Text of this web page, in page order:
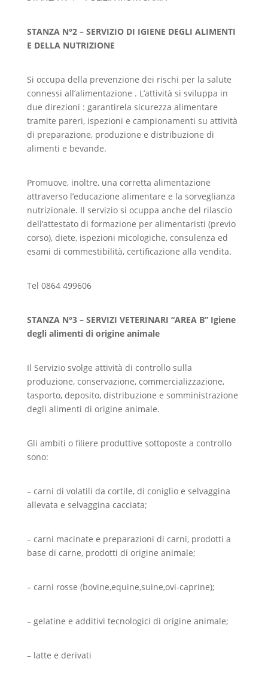
STANZA N°2 – SERVIZIO DI IGIENE DEGLI ALIMENTI
E DELLA NUTRIZIONE
Si occupa della prevenzione dei rischi per la salute
connessi all’alimentazione . L’attività si sviluppa in
due direzioni : garantirela sicurezza alimentare
tramite pareri, ispezioni e campionamenti su attività
di preparazione, produzione e distribuzione di
alimenti e bevande.
Promuove, inoltre, una corretta alimentazione
attraverso l’educazione alimentare e la sorveglianza
nutrizionale. Il servizio si ocuppa anche del rilascio
dell’attestato di formazione per alimentaristi (previo
corso), diete, ispezioni micologiche, consulenza ed
esami di commestibilità, certificazione alla vendita.
Tel 0864 499606
STANZA N°3 – SERVIZI VETERINARI “AREA B” Igiene
degli alimenti di origine animale
Il Servizio svolge attività di controllo sulla
produzione, conservazione, commercializzazione,
tasporto, deposito, distribuzione e somministrazione
degli alimenti di origine animale.
Gli ambiti o filiere produttive sottoposte a controllo
sono:
– carni di volatili da cortile, di coniglio e selvaggina
allevata e selvaggina cacciata;
– carni macinate e preparazioni di carni, prodotti a
base di carne, prodotti di origine animale;
– carni rosse (bovine,equine,suine,ovi-caprine);
– gelatine e additivi tecnologici di origine animale;
– latte e derivati